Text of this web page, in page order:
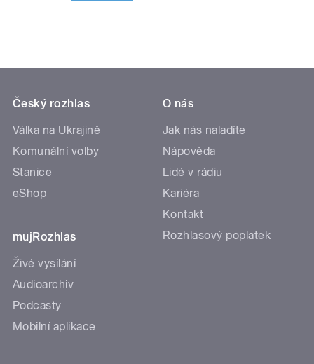
Český rozhlas
Válka na Ukrajině
Komunální volby
Stanice
eShop
mujRozhlas
Živé vysílání
Audioarchiv
Podcasty
Mobilní aplikace
O nás
Jak nás naladíte
Nápověda
Lidé v rádiu
Kariéra
Kontakt
Rozhlasový poplatek